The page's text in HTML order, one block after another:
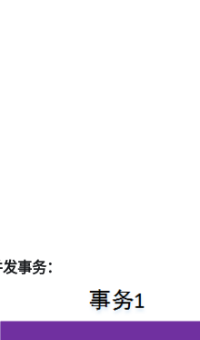
事务：